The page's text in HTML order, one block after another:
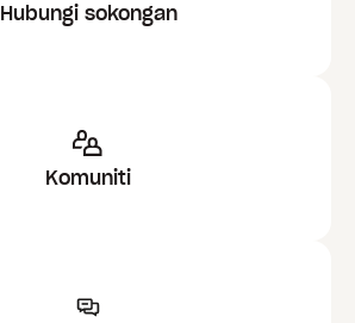
Hubungi sokongan
Komuniti